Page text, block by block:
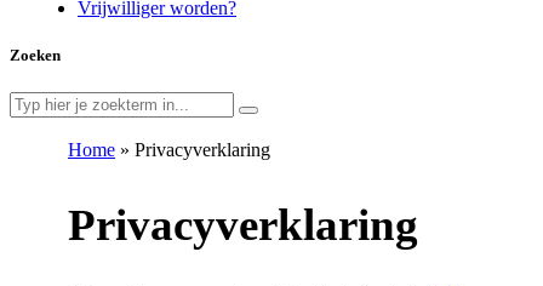
Vrijwilliger worden?
Zoeken
Home » Privacyverklaring
Privacyverklaring